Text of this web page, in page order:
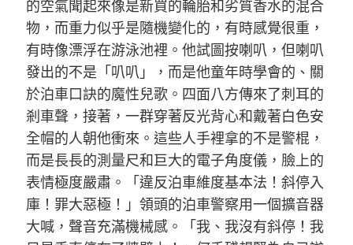
的空氣聞起來像是新買的輪胎和劣質香水的混合
物，而重力似乎是隨機變化的，有時感覺很重，
有時像漂浮在游泳池裡。他試圖按喇叭，但喇叭
發出的不是「叭叭」，而是他童年時學會的、關
於泊車口訣的魔性兒歌。四面八方傳來了刺耳的
剎車聲，接著，一群穿著反光背心和戴著白色安
全帽的人朝他衝來。這些人手裡拿的不是警棍，
而是長長的測量尺和巨大的電子角度儀，臉上的
表情極度嚴肅。「違反泊車維度基本法！斜停入
庫！罪大惡極！」領頭的泊車警察用一個擴音器
大喊，聲音充滿機械感。「我、我沒有斜停！我